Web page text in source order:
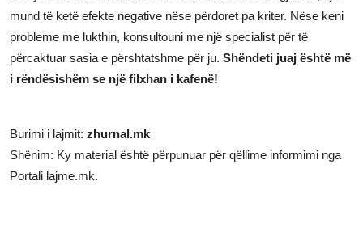
mund të ketë efekte negative nëse përdoret pa kriter. Nëse keni
probleme me lukthin, konsultouni me një specialist për të
përcaktuar sasia e përshtatshme për ju. Shëndeti juaj është më
i rëndësishëm se një filxhan i kafenë!
Burimi i lajmit: zhurnal.mk
Shënim: Ky material është përpunuar për qëllime informimi nga
Portali lajme.mk.